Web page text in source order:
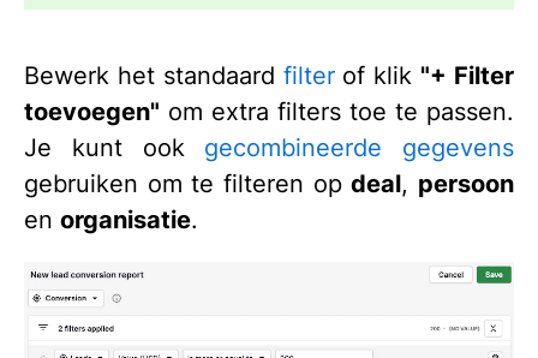
Bewerk het standaard filterof klik "+ Filter
toevoegen" om extra filters toe te passen.
Je kunt ook gecombineerde gegevens
gebruiken om te filteren opdeal, persoon
en organisatie.